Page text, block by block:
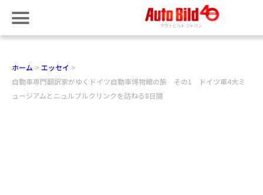
ホーム
エッセイ
自動車専門翻訳家がゆくドイツ自動車博物館の旅 その1 ドイツ車4大ミ
ュージアムとニュルブルクリンクを訪ねる8日間